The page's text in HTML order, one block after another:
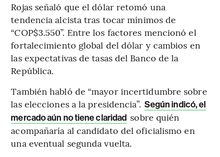
Rojas señaló que el dólar retomó una
tendencia alcista tras tocar mínimos de
“COP$3.550”. Entre los factores mencionó el
fortalecimiento global del dólar y cambios en
las expectativas de tasas del Banco de la
República.
También habló de “mayor incertidumbre sobre
las elecciones a la presidencia”. Según indicó, el
mercado aún no tiene claridad sobre quién
acompañaría al candidato del oficialismo en
una eventual segunda vuelta.